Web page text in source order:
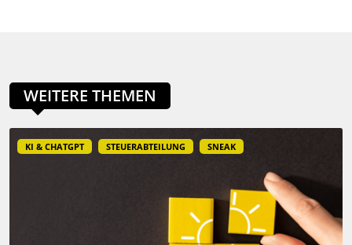
WEITERE THEMEN
KI & CHATGPT STEUERABTEILUNG SNEAK